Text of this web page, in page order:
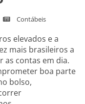
Contábeis
elevados e a
mais brasileiros a
as contas em dia.
boa parte
bolso,